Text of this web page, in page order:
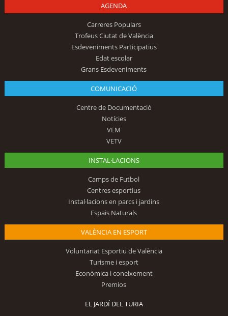
AGENDA
Carreres Populars
Trofeus Ciutat de València
Esdeveniments Participatius
Edat escolar
Grans Esdeveniments
COMUNICACIÓ
Centre de Documentació
Notícies
VEM
VETV
INSTAL·LACIONS
Camps de Futbol
Centres esportius
Instal·lacions en parcs i jardins
Espais Naturals
VALÈNCIA EN ESPORT
Voluntariat Esportiu de València
Turisme i esport
Econòmica i coneixement
Premios
EL JARDÍ DEL TURIA